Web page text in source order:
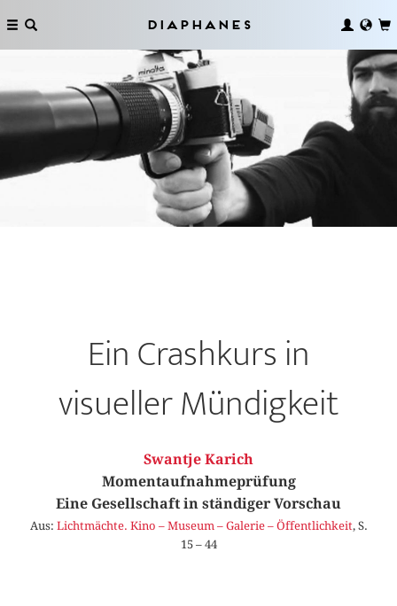
Diaphanes
Ein Crashkurs in
visueller Mündigkeit
Swantje Karich
Momentaufnahmeprüfung
Eine Gesellschaft in ständiger Vorschau
Aus: Lichtmächte. Kino – Museum – Galerie – Öffentlichkeit, S.
15 – 44